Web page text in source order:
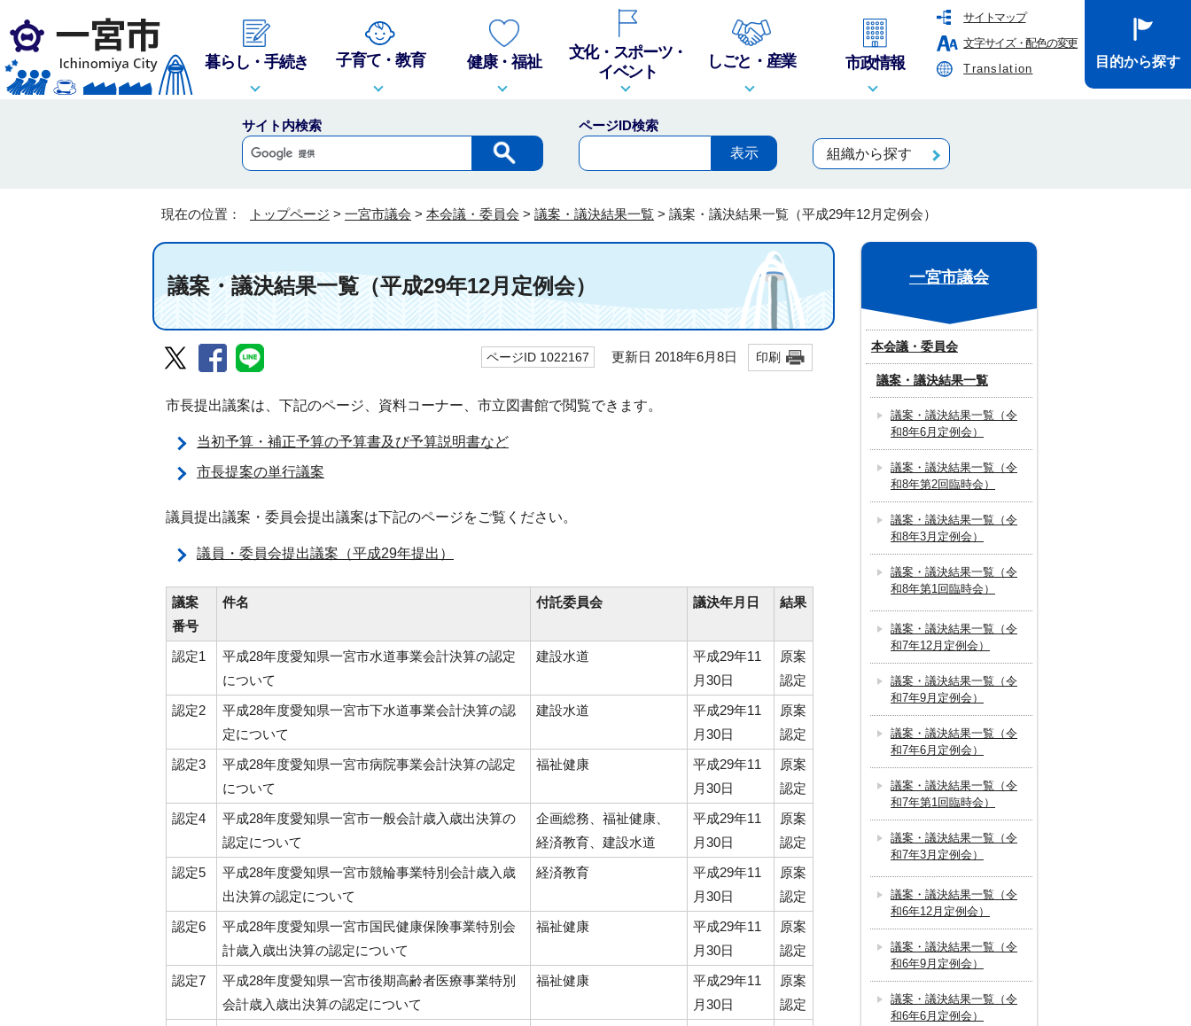
サイトマップ
文字サイズ・配色の変更
Translation
暮らし・手続き 子育て・教育 健康・福祉
文化・スポーツ・
イベント
しごと・産業 市政情報 目的から探す
サイト内検索
ページID検索
組織から探す
現在の位置： トップページ > 一宮市議会 > 本会議・委員会 > 議案・議決結果一覧 > 議案・議決結果一覧（平成29年12月定例会）
議案・議決結果一覧（平成29年12月定例会）
ページID 1022167 更新日 2018年6月8日 印刷
市長提出議案は、下記のページ、資料コーナー、市立図書館で閲覧できます。
当初予算・補正予算の予算書及び予算説明書など
市長提案の単行議案
議員提出議案・委員会提出議案は下記のページをご覧ください。
議員・委員会提出議案（平成29年提出）
議案
番号
件名 付託委員会 議決年月日 結果
認定1
平成28年度愛知県一宮市水道事業会計決算の認定
について
建設水道
平成29年11
月30日
原案
認定
認定2
平成28年度愛知県一宮市下水道事業会計決算の認
定について
建設水道
平成29年11
月30日
原案
認定
認定3
平成28年度愛知県一宮市病院事業会計決算の認定
について
福祉健康
平成29年11
月30日
原案
認定
認定4
平成28年度愛知県一宮市一般会計歳入歳出決算の
認定について
企画総務、福祉健康、
経済教育、建設水道
平成29年11
月30日
原案
認定
認定5
平成28年度愛知県一宮市競輪事業特別会計歳入歳
出決算の認定について
経済教育
平成29年11
月30日
原案
認定
認定6
平成28年度愛知県一宮市国民健康保険事業特別会
計歳入歳出決算の認定について
福祉健康
平成29年11
月30日
原案
認定
認定7
平成28年度愛知県一宮市後期高齢者医療事業特別
会計歳入歳出決算の認定について
福祉健康
平成29年11
月30日
原案
認定
一宮市議会
本会議・委員会
議案・議決結果一覧
議案・議決結果一覧（令
和8年6月定例会）
議案・議決結果一覧（令
和8年第2回臨時会）
議案・議決結果一覧（令
和8年3月定例会）
議案・議決結果一覧（令
和8年第1回臨時会）
議案・議決結果一覧（令
和7年12月定例会）
議案・議決結果一覧（令
和7年9月定例会）
議案・議決結果一覧（令
和7年6月定例会）
議案・議決結果一覧（令
和7年第1回臨時会）
議案・議決結果一覧（令
和7年3月定例会）
議案・議決結果一覧（令
和6年12月定例会）
議案・議決結果一覧（令
和6年9月定例会）
議案・議決結果一覧（令
和6年6月定例会）